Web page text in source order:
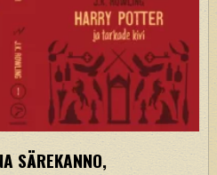
SÄREKANNO,